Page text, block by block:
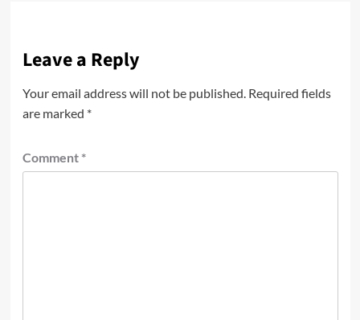
Leave a Reply
Your email address will not be published. Required fields
are marked *
Comment *